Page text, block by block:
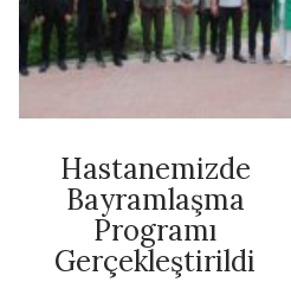
Hastanemizde
Bayramlaşma
Programı
Gerçekleştirildi